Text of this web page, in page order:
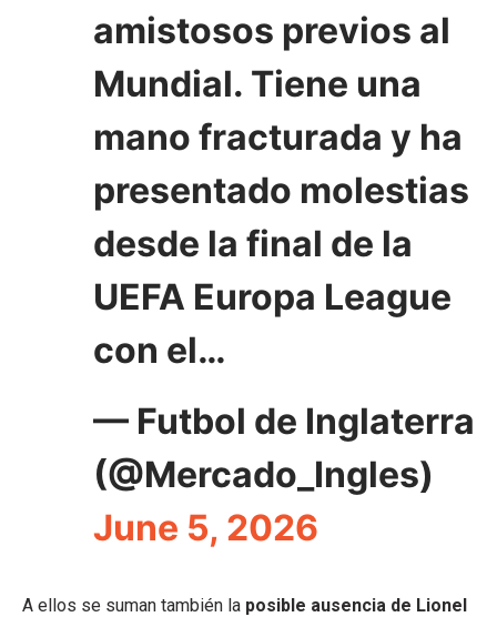
amistosos previos al
Mundial. Tiene una
mano fracturada y ha
presentado molestias
desde la final de la
UEFA Europa League
con el…
— Futbol de Inglaterra
(@Mercado_Ingles)
June 5, 2026
A ellos se suman también la posible ausencia de Lionel